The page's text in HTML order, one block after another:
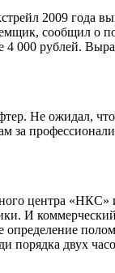
2009 года
сообщил о
000 рублей.
Не ожидал,
за
центра
И
определение
порядка двух